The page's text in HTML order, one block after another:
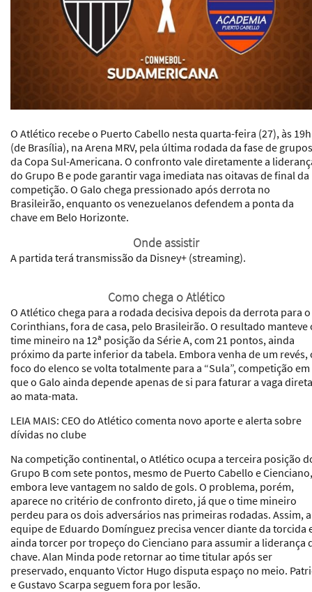
O Atlético recebe o Puerto Cabello nesta quarta-feira (27), às 19h
(de Brasília), na Arena MRV, pela última rodada da fase de grupos
da Copa Sul-Americana. O confronto vale diretamente a
do Grupo B e pode garantir vaga imediata nas oitavas de final da
competição. O Galo chega pressionado após derrota no
Brasileirão, enquanto os venezuelanos defendem a ponta da
chave em Belo Horizonte.
Onde assistir
A partida terá transmissão da Disney+ (streaming).
Como chega o Atlético
O Atlético chega para a rodada decisiva depois da derrota para o
Corinthians, fora de casa, pelo Brasileirão. O resultado manteve
time mineiro na 12ª posição da Série A, com 21 pontos, ainda
próximo da parte inferior da tabela. Embora venha de um revés,
foco do elenco se volta totalmente para a “Sula”, competição em
que o Galo ainda depende apenas de si para faturar a vaga direta
ao mata-mata.
LEIA MAIS: CEO do Atlético comenta novo aporte e alerta sobre
dívidas no clube
Na competição continental, o Atlético ocupa a terceira posição
Grupo B com sete pontos, mesmo de Puerto Cabello e Cienciano,
embora leve vantagem no saldo de gols. O problema, porém,
aparece no critério de confronto direto, já que o time mineiro
perdeu para os dois adversários nas primeiras rodadas. Assim, a
equipe de Eduardo Domínguez precisa vencer diante da torcida
ainda torcer por tropeço do Cienciano para assumir a liderança
chave. Alan Minda pode retornar ao time titular após ser
preservado, enquanto Victor Hugo disputa espaço no meio.
e Gustavo Scarpa seguem fora por lesão.